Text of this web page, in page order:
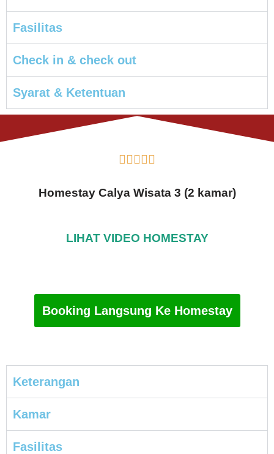
Fasilitas
Check in & check out
Syarat & Ketentuan

Homestay Calya Wisata 3 (2 kamar)
LIHAT VIDEO HOMESTAY
Booking Langsung Ke Homestay
Keterangan
Kamar
Fasilitas